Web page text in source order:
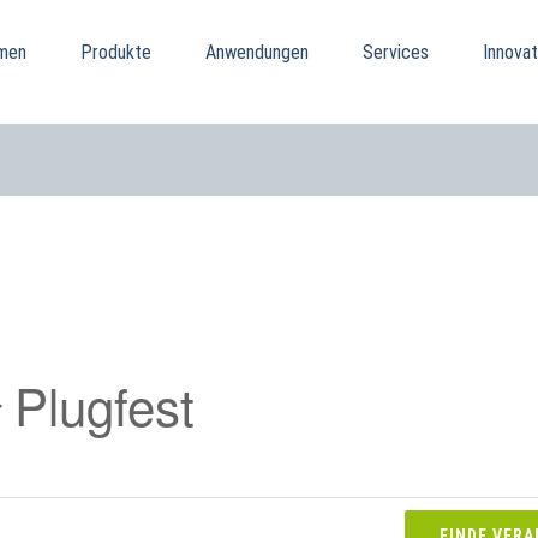
Produkte Anwendungen Services
Plugfest